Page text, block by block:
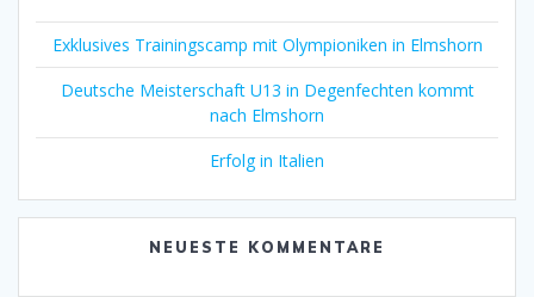
Exklusives Trainingscamp mit Olympioniken in Elmshorn
Deutsche Meisterschaft U13 in Degenfechten kommt
nach Elmshorn
Erfolg in Italien
NEUESTE KOMMENTARE